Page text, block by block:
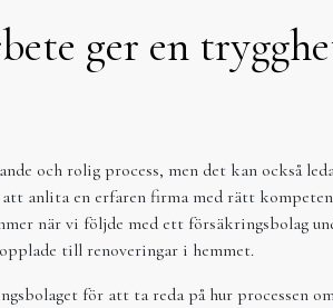
ger en
och rolig process, men det kan också
anlita en erfaren firma med rätt
när vi följde med ett försäkringsbolag
till renoveringar i hemmet.
för att ta reda på hur processen